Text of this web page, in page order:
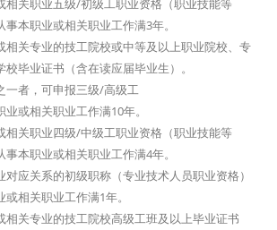
相关职业五级/初级工职业资格（职业技能等
本职业或相关职业工作满3年。
相关专业的技工院校或中等及以上职业院校、专
毕业证书（含在读应届毕业生）。
一者，可申报三级/高级工
业或相关职业工作满10年。
相关职业四级/中级工职业资格（职业技能等
本职业或相关职业工作满4年。
对应关系的初级职称（专业技术人员职业资格）
相关职业工作满1年。
相关专业的技工院校高级工班及以上毕业证书